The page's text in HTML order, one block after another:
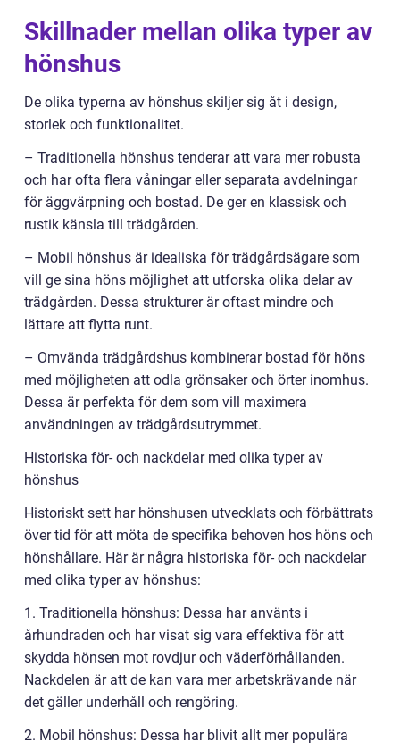
Skillnader mellan olika typer av
hönshus
De olika typerna av hönshus skiljer sig åt i design,
storlek och funktionalitet.
– Traditionella hönshus tenderar att vara mer robusta
och har ofta flera våningar eller separata avdelningar
för äggvärpning och bostad. De ger en klassisk och
rustik känsla till trädgården.
– Mobil hönshus är idealiska för trädgårdsägare som
vill ge sina höns möjlighet att utforska olika delar av
trädgården. Dessa strukturer är oftast mindre och
lättare att flytta runt.
– Omvända trädgårdshus kombinerar bostad för höns
med möjligheten att odla grönsaker och örter inomhus.
Dessa är perfekta för dem som vill maximera
användningen av trädgårdsutrymmet.
Historiska för- och nackdelar med olika typer av
hönshus
Historiskt sett har hönshusen utvecklats och förbättrats
över tid för att möta de specifika behoven hos höns och
hönshållare. Här är några historiska för- och nackdelar
med olika typer av hönshus:
1. Traditionella hönshus: Dessa har använts i
århundraden och har visat sig vara effektiva för att
skydda hönsen mot rovdjur och väderförhållanden.
Nackdelen är att de kan vara mer arbetskrävande när
det gäller underhåll och rengöring.
2. Mobil hönshus: Dessa har blivit allt mer populära